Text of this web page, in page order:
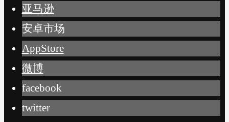
亚马逊
安卓市场
AppStore
微博
facebook
twitter